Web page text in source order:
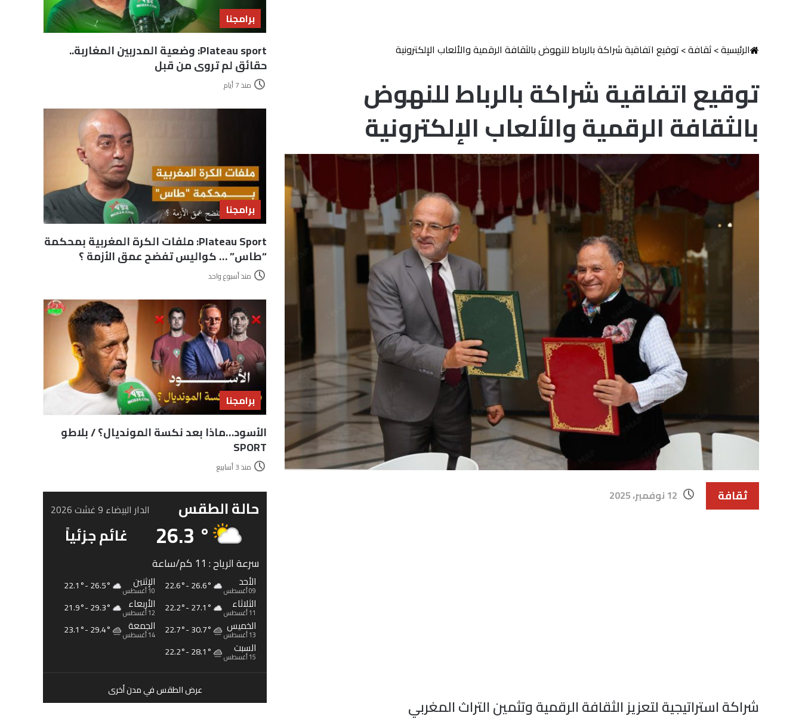
الرئيسية>ثقافة>توقيع اتفاقية شراكة بالرباط للنهوض بالثقافة الرقمية والألعاب الإلكترونية
توقيع اتفاقية شراكة بالرباط للنهوض
بالثقافة الرقمية والألعاب الإلكترونية
ثقافة 12 نوفمبر، 2025
شراكة استراتيجية لتعزيز الثقافة الرقمية وتثمين التراث المغربي
برامجنا
Plateau sport: وضعية المدربين المغاربة..
حقائق لم تروى من قبل
منذ 7 أيام
برامجنا
Plateau Sport: ملفات الكرة المغربية بمحكمة
“طاس” … كواليس تفضح عمق الأزمة ؟
منذ أسبوع واحد
برامجنا
الأسود…ماذا بعد نكسة المونديال؟ / بلاطو
SPORT
منذ 3 أسابيع